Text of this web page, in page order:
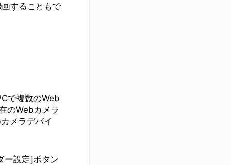
することもで
で複数のWeb
のWebカメラ
メラデバイ
ー設定]ボタン